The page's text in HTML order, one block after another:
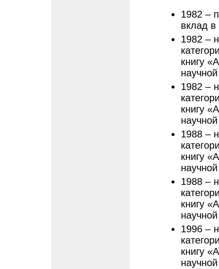
1982 –
вклад в
1982 –
книгу
1982 –
книгу
1988 –
книгу
1988 –
книгу
1996 –
книгу